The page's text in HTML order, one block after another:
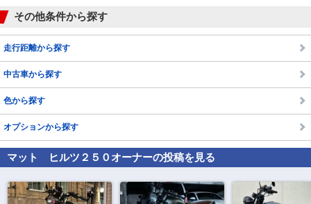
その他条件から探す
走行距離から探す
中古車から探す
色から探す
オプションから探す
マット ヒルツ２５０ オーナーの投稿を見る
で相場をチェック！
車種選択するだけ、かんたん相場検索